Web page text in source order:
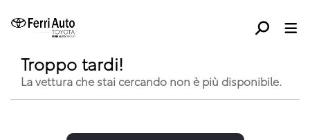
Troppo tardi!
La vettura che stai cercando non è più disponibile.